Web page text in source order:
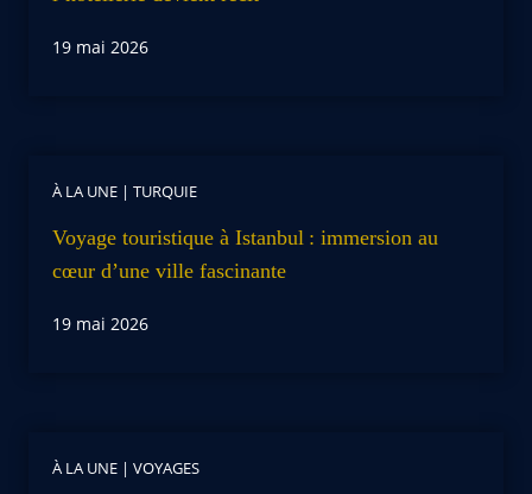
19 mai 2026
À LA UNE | TURQUIE
Voyage touristique à Istanbul : immersion au
cœur d’une ville fascinante
19 mai 2026
À LA UNE | VOYAGES